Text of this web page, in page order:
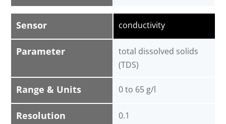
Sensor
Parameter
Range & Units
Resolution
conductivity
total dissolved solids
(TDS)
0 to 65 g/l
0.1